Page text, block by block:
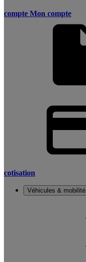
compte Mon compte
cotisation
Véhicules & mobilité